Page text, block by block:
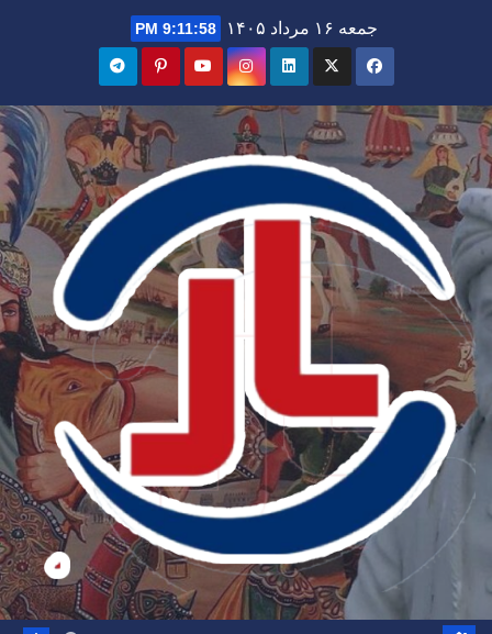
جمعه ۱۶ مرداد ۱۴۰۵ 9:12:00 PM